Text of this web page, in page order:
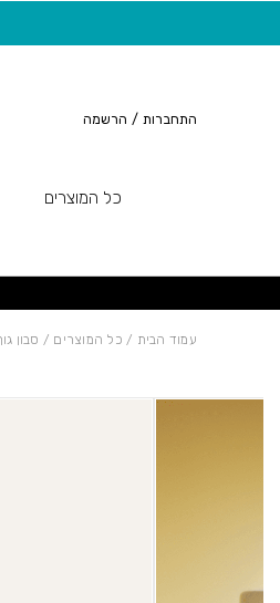
התחברות / הרשמה
כל המוצרים
עמוד הבית / כל המוצרים / סבון